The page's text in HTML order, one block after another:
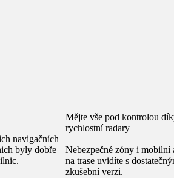
navigačních
byly dobře
Mějte vše pod kontrolou
rychlostní radary
Nebezpečné zóny i mobilní
na trase uvidíte s
zkušební verzi.